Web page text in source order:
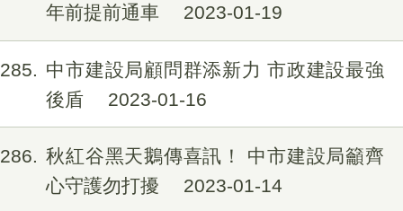
年前提前通車
2023-01-19
中市建設局顧問群添新力 市政建設最強
後盾
2023-01-16
秋紅谷黑天鵝傳喜訊！ 中市建設局籲齊
心守護勿打擾
2023-01-14